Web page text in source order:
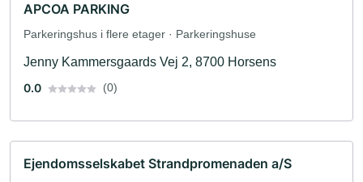
APCOA PARKING
Parkeringshus i flere etager · Parkeringshuse
Jenny Kammersgaards Vej 2, 8700 Horsens
0.0
(0)
Ejendomsselskabet Strandpromenaden a/S